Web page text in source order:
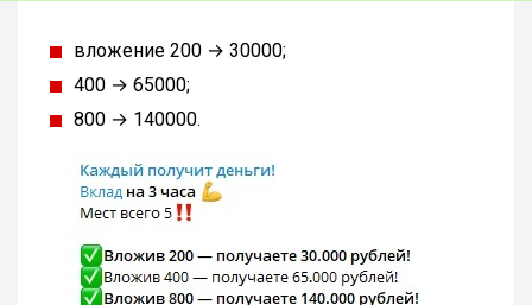
вложение 200 → 30000;
400 → 65000;
800 → 140000.